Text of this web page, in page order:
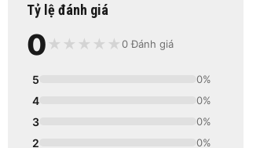
Tỷ lệ đánh giá
0 ★ ★ ★ ★ ★0 Đánh giá
5 0%
4 0%
3 0%
2 0%